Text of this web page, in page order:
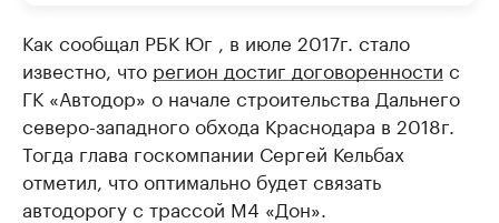
Как сообщал РБК Юг , в июле 2017г. стало
известно, что регион достиг договоренности с
ГК «Автодор» о начале строительства Дальнего
северо-западного обхода Краснодара в 2018г.
Тогда глава госкомпании Сергей Кельбах
отметил, что оптимально будет связать
автодорогу с трассой М4 «Дон».